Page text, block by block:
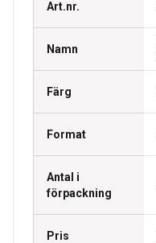
Art.nr.
Namn
Färg
Format
Antal i
förpackning
Pris